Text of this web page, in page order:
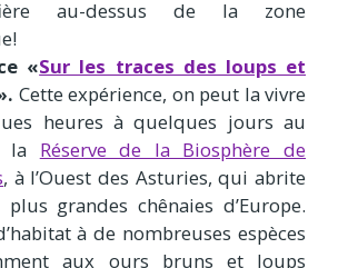
au-dessus de la zone
«Sur les traces des loups et
Cette expérience, on peut la vivre
heures à quelques jours au
la Réserve de la Biosphère de
, à l’Ouest des Asturies, qui abrite
plus grandes chênaies d’Europe.
à de nombreuses espèces
aux ours bruns et loups